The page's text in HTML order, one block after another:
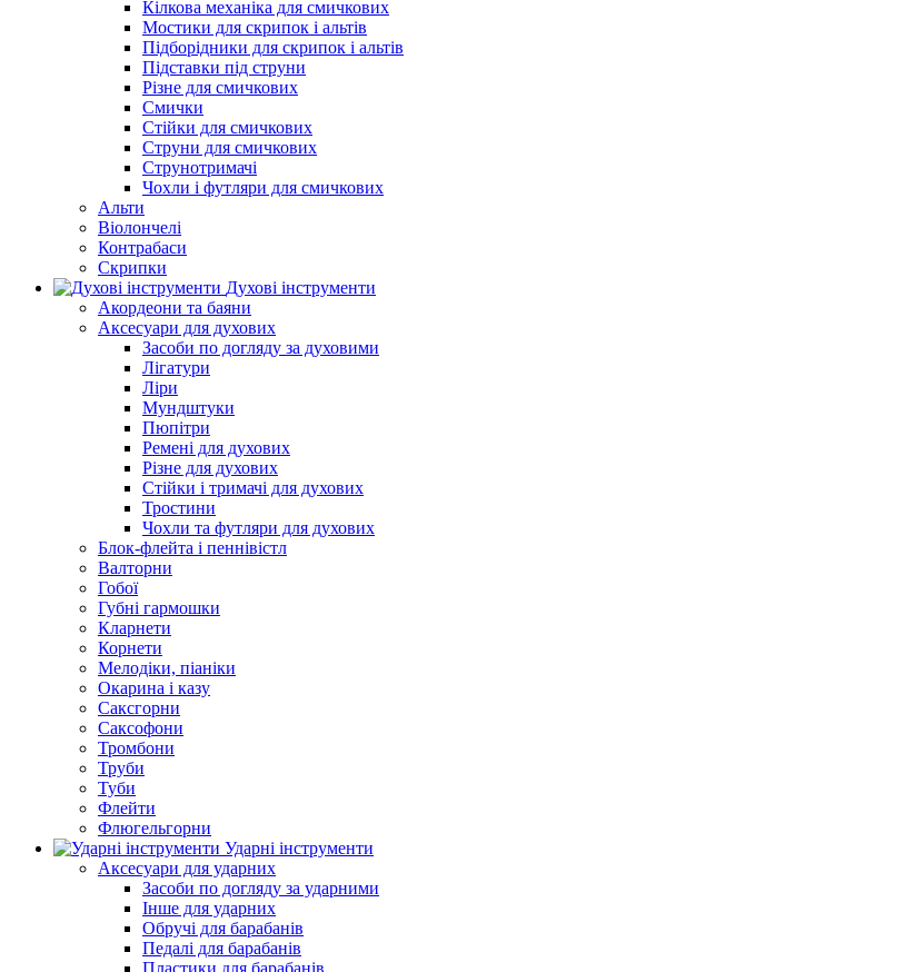
Кілкова механіка для смичкових
Мостики для скрипок і альтів
Підборiдники для скрипок і альтів
Підставки під струни
Різне для смичкових
Смички
Стійки для смичкових
Струни для смичкових
Струнотримачі
Чохли і футляри для смичкових
Альти
Віолончелі
Контрабаси
Скрипки
Духові інструменти
Акордеони та баяни
Аксесуари для духових
Засоби по догляду за духовими
Лігатури
Ліри
Мундштуки
Пюпітри
Ремені для духових
Різне для духових
Стійки і тримачі для духових
Тростини
Чохли та футляри для духових
Блок-флейта і пеннівістл
Валторни
Гобої
Губні гармошки
Кларнети
Корнети
Мелодіки, піаніки
Окарина і казу
Саксгорни
Саксофони
Тромбони
Труби
Туби
Флейти
Флюгельгорни
Ударні інструменти
Аксесуари для ударних
Засоби по догляду за ударними
Інше для ударних
Обручі для барабанів
Педалі для барабанів
Пластики для барабанів